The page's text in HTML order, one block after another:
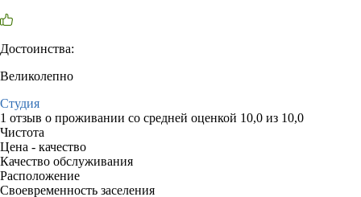
Достоинства:
Великолепно
Студия
1 отзыв о проживании со средней оценкой 10,0 из 10,0
Чистота
Цена - качество
Качество обслуживания
Расположение
Своевременность заселения